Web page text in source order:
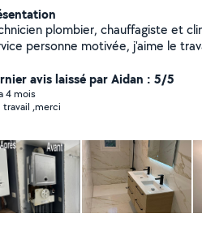
plombier, chauffagiste et
personne motivée, j'aime le
: plomberie, chauffage, Clim,
et peinture etc... Je suis bien
bon matériel
avis laissé par Aidan : 5/5
4 mois
travail ,merci